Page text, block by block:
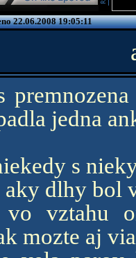
22.06.2008 19:05:11
jedna
s
aky dlhy bol
vztahu
mozte aj